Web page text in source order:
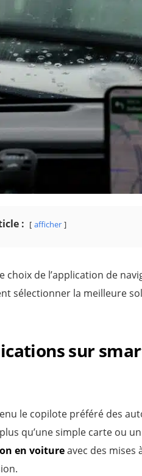
: afficher
choix de l’application de
sélectionner la meilleure
sur
le copilote préféré des
qu’une simple carte ou
en voitureavec des mises